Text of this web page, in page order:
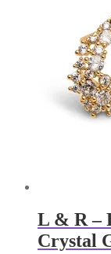
L & R –
Crystal